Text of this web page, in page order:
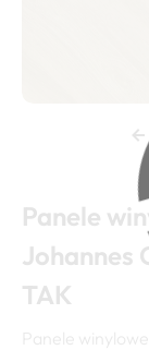
Panele
Johannes
TAK